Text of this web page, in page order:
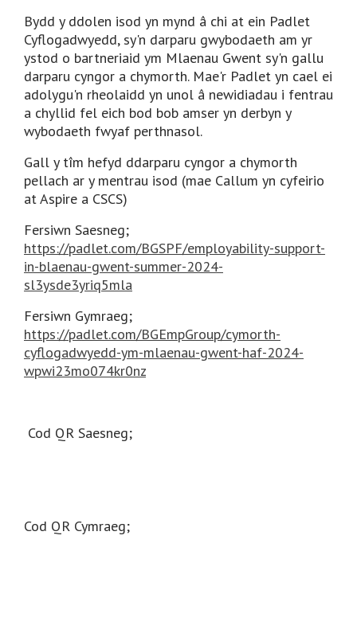
Bydd y ddolen isod yn mynd â chi at ein Padlet
Cyflogadwyedd, sy'n darparu gwybodaeth am yr
ystod o bartneriaid ym Mlaenau Gwent sy'n gallu
darparu cyngor a chymorth. Mae'r Padlet yn cael ei
adolygu'n rheolaidd yn unol â newidiadau i fentrau
a chyllid fel eich bod bob amser yn derbyn y
wybodaeth fwyaf perthnasol.
Gall y tîm hefyd ddarparu cyngor a chymorth
pellach ar y mentrau isod (mae Callum yn cyfeirio
at Aspire a CSCS)
Fersiwn Saesneg;
https://padlet.com/BGSPF/employability-support-
in-blaenau-gwent-summer-2024-
sl3ysde3yriq5mla
Fersiwn Gymraeg;
https://padlet.com/BGEmpGroup/cymorth-
cyflogadwyedd-ym-mlaenau-gwent-haf-2024-
wpwi23mo074kr0nz
Cod QR Saesneg;
Cod QR Cymraeg;